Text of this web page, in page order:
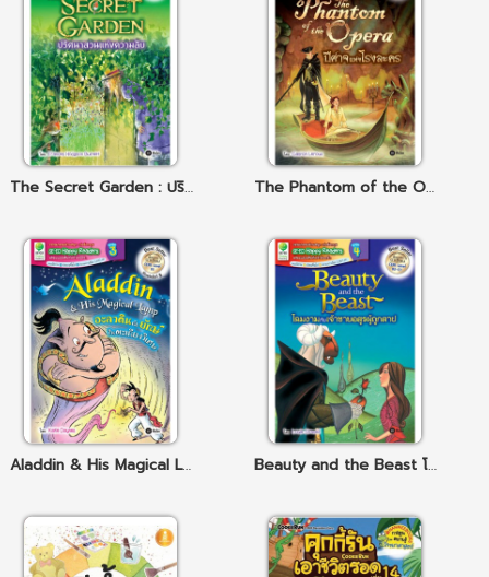
The Secret Garden : ปริศนาสวนแห่งความลับ The Phantom of the Opera ปีศาจแห่งโรงละคร
Aladdin & His Magical Lamp : อะลาดินกับยักษ์ในตะเกียงวิเศษ Beauty and the Beast โฉมงามกับเจ้าชายอสูรผู้ถูกสาป